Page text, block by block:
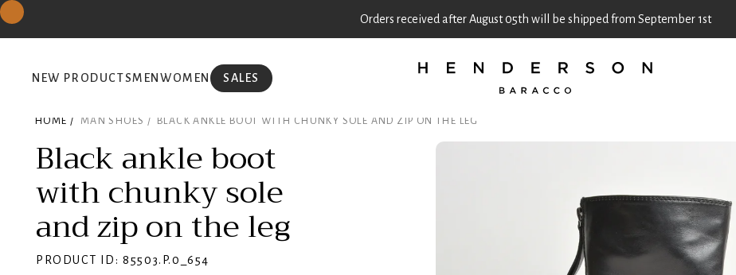
Orders received after August 05th will be shipped from September 1st
NEW PRODUCTSMENWOMEN SALES
HOME / MAN SHOES / BLACK ANKLE BOOT WITH CHUNKY SOLE AND ZIP ON THE LEG
Black ankle boot
with chunky sole
and zip on the leg
PRODUCT ID: 85503.P.0_654